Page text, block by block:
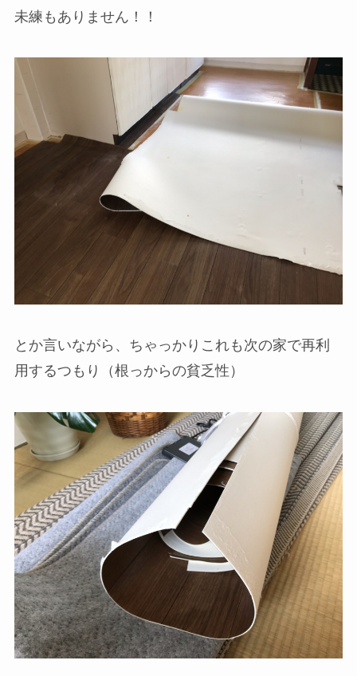
未練もありません！！
とか言いながら、ちゃっかりこれも次の家で再利
用するつもり（根っからの貧乏性）